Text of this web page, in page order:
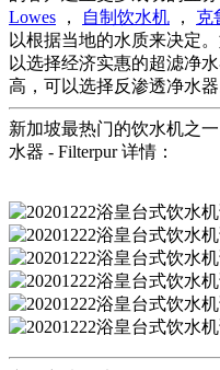
Lowes ， 自制饮水机 ， 克
以根据当地的水质来决定
以选择经济实惠的超滤净
高，可以选择反渗透净水器
新加坡最热门的饮水机之
水器 - Filterpur 详情：